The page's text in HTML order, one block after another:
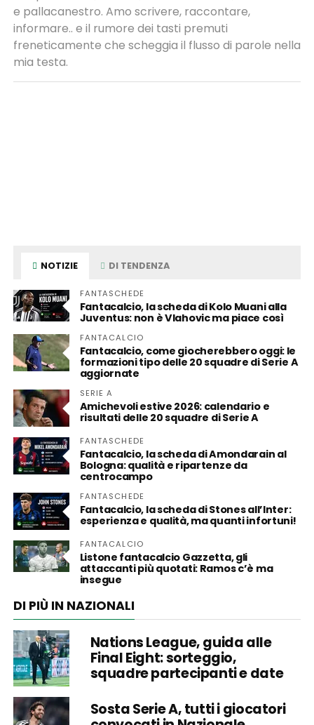
e pallacanestro. Amo scrivere, raccontare,
informare.. e il rumore dei tasti premuti
freneticamente che scheggia il flusso di parole nella
mia testa.
NOTIZIE DI TENDENZA
FANTASCHEDE
Fantacalcio, la scheda di Kolo Muani alla
Juventus: non è Vlahovic ma piace così
FANTACALCIO
Fantacalcio, come giocherebbero oggi: le
formazioni tipo delle 20 squadre di Serie A
aggiornate
SERIE A
Amichevoli estive 2026: calendario e
risultati delle 20 squadre di Serie A
FANTASCHEDE
Fantacalcio, la scheda di Amondarain al
Bologna: qualità e ripartenze da
centrocampo
FANTASCHEDE
Fantacalcio, la scheda di Stones all’Inter:
esperienza e qualità, ma quanti infortuni!
FANTACALCIO
Listone fantacalcio Gazzetta, gli
attaccanti più quotati: Ramos c’è ma
insegue
DI PIÙ IN NAZIONALI
Nations League, guida alle
Final Eight: sorteggio,
squadre partecipanti e date
Sosta Serie A, tutti i giocatori